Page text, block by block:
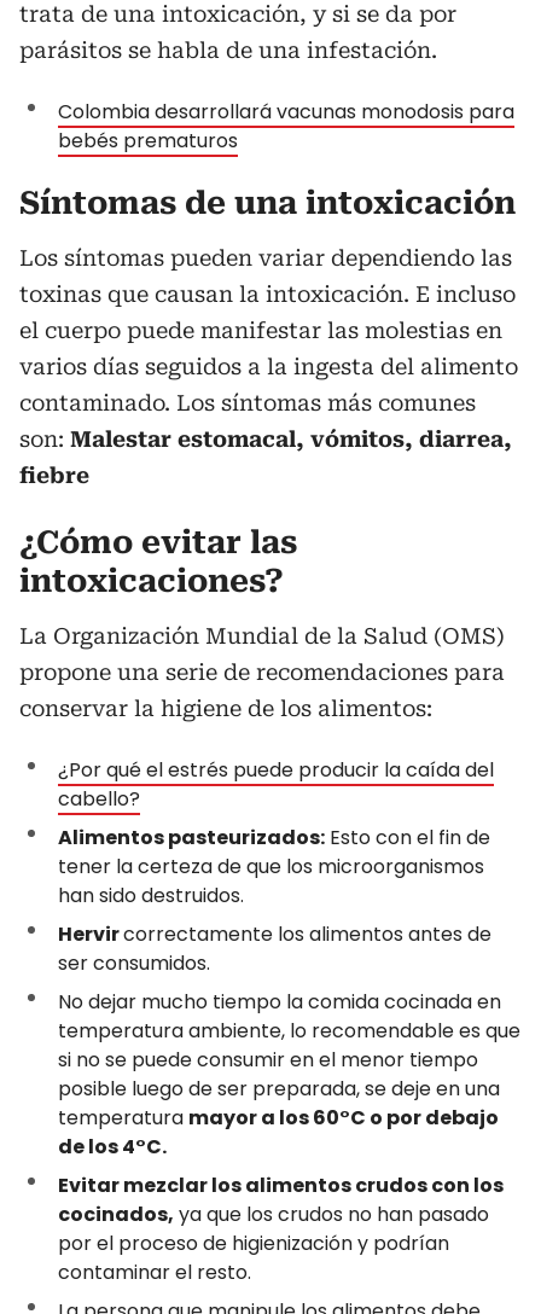
trata de una intoxicación, y si se da por
parásitos se habla de una infestación.
Colombia desarrollará vacunas monodosis para
bebés prematuros
Síntomas de una intoxicación
Los síntomas pueden variar dependiendo las
toxinas que causan la intoxicación. E incluso
el cuerpo puede manifestar las molestias en
varios días seguidos a la ingesta del alimento
contaminado. Los síntomas más comunes
son: Malestar estomacal, vómitos, diarrea,
fiebre
¿Cómo evitar las
intoxicaciones?
La Organización Mundial de la Salud (OMS)
propone una serie de recomendaciones para
conservar la higiene de los alimentos:
¿Por qué el estrés puede producir la caída del
cabello?
Alimentos pasteurizados: Esto con el fin de
tener la certeza de que los microorganismos
han sido destruidos.
Hervircorrectamente los alimentos antes de
ser consumidos.
No dejar mucho tiempo la comida cocinada en
temperatura ambiente, lo recomendable es que
si no se puede consumir en el menor tiempo
posible luego de ser preparada, se deje en una
temperatura mayor a los 60°C o por debajo
de los 4°C.
Evitar mezclar los alimentos crudos con los
cocinados, ya que los crudos no han pasado
por el proceso de higienización y podrían
contaminar el resto.